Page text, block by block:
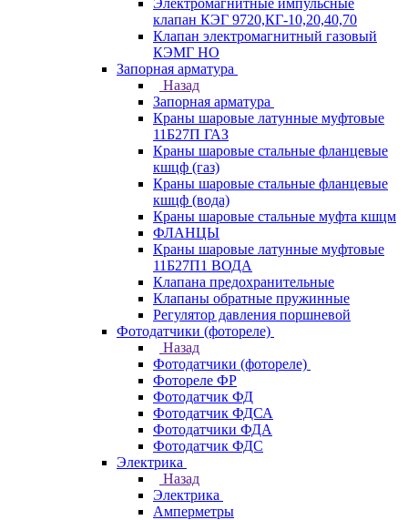
Электромагнитные импульсные
клапан КЭГ 9720,КГ-10,20,40,70
Клапан электромагнитный газовый
КЭМГ НО
Запорная арматура
Назад
Запорная арматура
Краны шаровые латунные муфтовые
11Б27П ГАЗ
Краны шаровые стальные фланцевые
кшцф (газ)
Краны шаровые стальные фланцевые
кшцф (вода)
Краны шаровые стальные муфта кшцм
ФЛАНЦЫ
Краны шаровые латунные муфтовые
11Б27П1 ВОДА
Клапана предохранительные
Клапаны обратные пружинные
Регулятор давления поршневой
Фотодатчики (фотореле)
Назад
Фотодатчики (фотореле)
Фотореле ФР
Фотодатчик ФД
Фотодатчик ФДСА
Фотодатчики ФДА
Фотодатчик ФДС
Электрика
Назад
Электрика
Амперметры